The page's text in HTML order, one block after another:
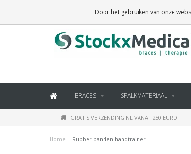
BRACES SPALKMATERIAAL
GRATIS VERZENDING NL VANAF 250 EURO
Home / Rubber banden handtrainer
Door het gebruiken van onze